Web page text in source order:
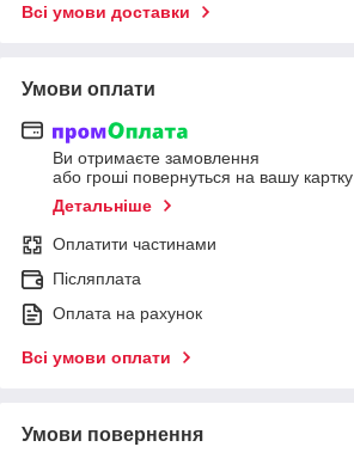
Всі умови доставки
Умови оплати
Ви отримаєте замовлення
або гроші повернуться на вашу картку
Детальніше
Оплатити частинами
Післяплата
Оплата на рахунок
Всі умови оплати
Умови повернення